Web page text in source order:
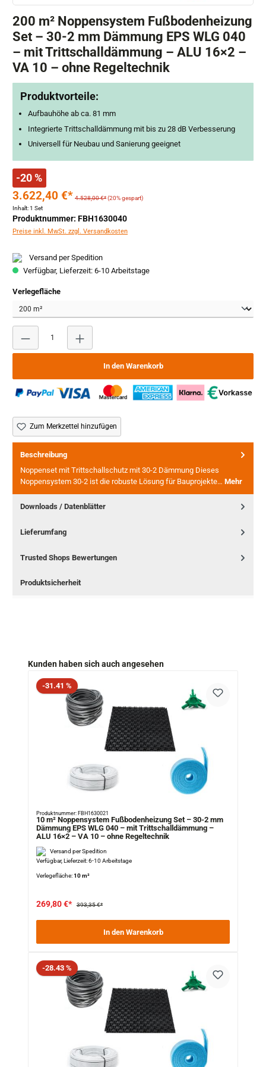
200 m² Noppensystem Fußbodenheizung
Set – 30-2 mm Dämmung EPS WLG 040
– mit Trittschalldämmung – ALU 16×2 –
VA 10 – ohne Regeltechnik
Produktvorteile:
Aufbauhöhe ab ca. 81 mm
Integrierte Trittschalldämmung mit bis zu 28 dB Verbesserung
Universell für Neubau und Sanierung geeignet
-20 %
3.622,40 €* 4.528,00 €*(20% gespart)
Inhalt:1 Set
Produktnummer: FBH1630040
Preise inkl. MwSt. zzgl. Versandkosten
Versand per Spedition
Verfügbar, Lieferzeit: 6-10 Arbeitstage
Verlegeflächeauswählen
In den Warenkorb
Zum Merkzettel hinzufügen
Beschreibung
Noppenset mit Trittschallschutz mit 30-2 Dämmung Dieses
Noppensystem 30-2 ist die robuste Lösung für Bauprojekte… Mehr
Downloads / Datenblätter
Lieferumfang
Trusted Shops Bewertungen
Produktsicherheit
Produktgalerie überspringen
Kunden haben sich auch angesehen
Rabatt
-31.41 %
Produktnummer: FBH1630021
10 m² Noppensystem Fußbodenheizung Set – 30-2 mm
Dämmung EPS WLG 040 – mit Trittschalldämmung –
ALU 16×2 – VA 10 – ohne Regeltechnik
Versand per Spedition
Verfügbar, Lieferzeit: 6-10 Arbeitstage
Verlegefläche:10 m²
269,80 €* 393,35 €*
In den Warenkorb
Rabatt
-28.43 %